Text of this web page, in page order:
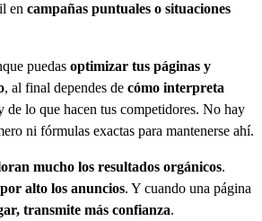
en campañas puntuales o situaciones
puedas optimizar tus páginas y
, al final dependes de cómo interpreta
de lo que hacen tus competidores. No hay
ni fórmulas exactas para mantenerse ahí.
mucho los resultados orgánicos.
alto los anuncios. Y cuando una página
transmite más confianza.